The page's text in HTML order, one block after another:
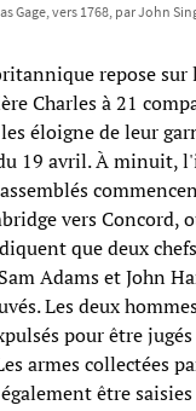
Gage, vers 1768, par John
repose sur
Charles à 21
éloigne de leur
19 avril. À minuit,
vers Concord,
que deux
Adams et John
Les deux
pour être
armes collectées
être